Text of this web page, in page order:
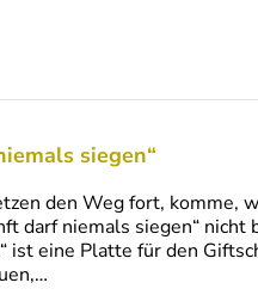
siegen“
den Weg fort, komme,
darf niemals siegen“ nicht
eine Platte für den